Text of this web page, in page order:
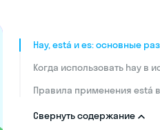
Hay, está и es: основные
Когда использовать hay в
Правила применения está
Свернуть содержание